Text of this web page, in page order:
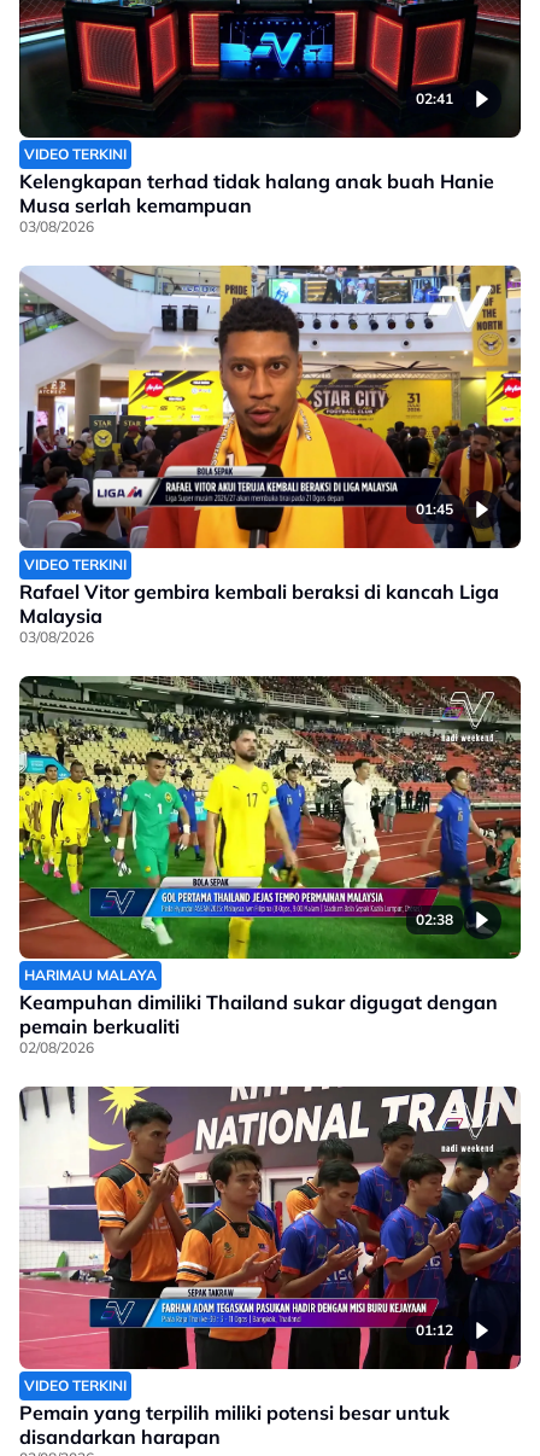
02:41
VIDEO TERKINI
Kelengkapan terhad tidak halang anak buah Hanie
Musa serlah kemampuan
03/08/2026
01:45
VIDEO TERKINI
Rafael Vitor gembira kembali beraksi di kancah Liga
Malaysia
03/08/2026
02:38
HARIMAU MALAYA
Keampuhan dimiliki Thailand sukar digugat dengan
pemain berkualiti
02/08/2026
01:12
VIDEO TERKINI
Pemain yang terpilih miliki potensi besar untuk
disandarkan harapan